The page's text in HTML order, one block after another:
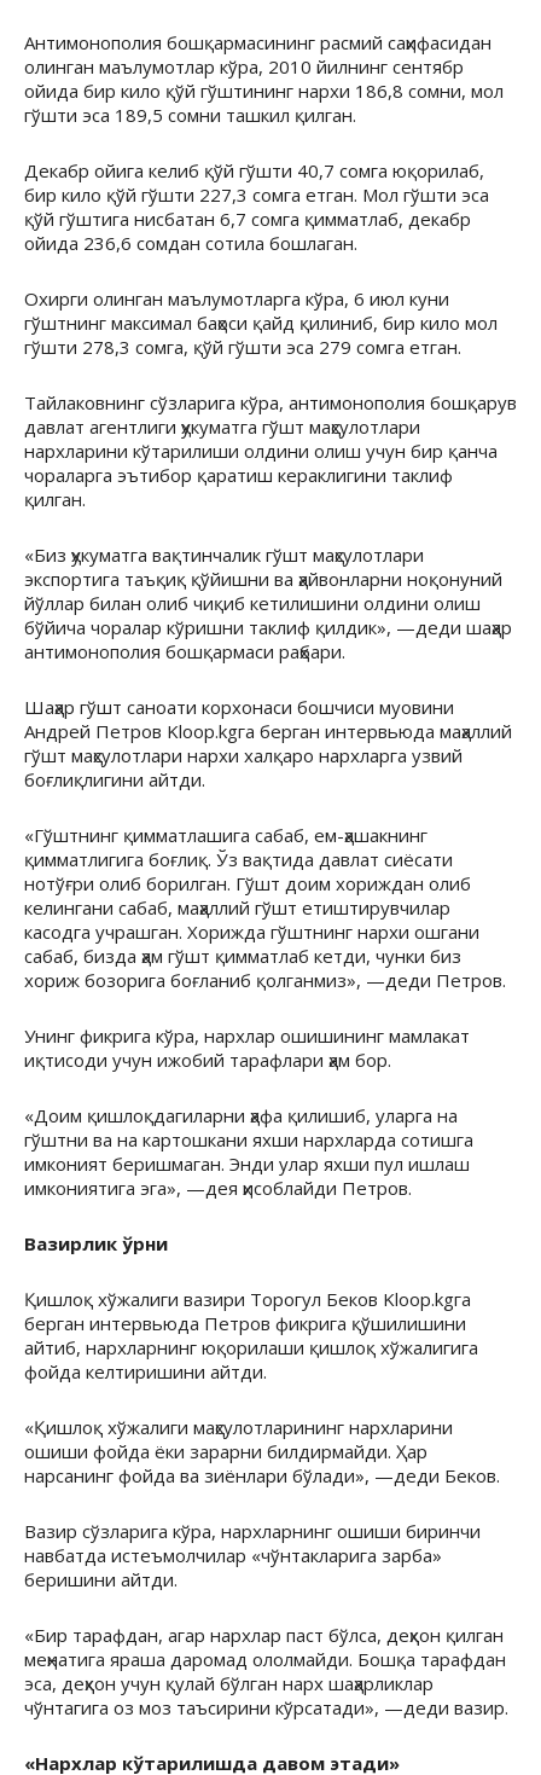
Антимонополия бошқармасининг расмий саҳифасидан
олинган маълумотлар кўра, 2010 йилнинг сентябр
ойида бир кило қўй гўштининг нархи 186,8 сомни, мол
гўшти эса 189,5 сомни ташкил қилган.
Декабр ойига келиб қўй гўшти 40,7 сомга юқорилаб,
бир кило қўй гўшти 227,3 сомга етган. Мол гўшти эса
қўй гўштига нисбатан 6,7 сомга қимматлаб, декабр
ойида 236,6 сомдан сотила бошлаган.
Охирги олинган маълумотларга кўра, 6 июл куни
гўштнинг максимал баҳоси қайд қилиниб, бир кило мол
гўшти 278,3 сомга, қўй гўшти эса 279 сомга етган.
Тайлаковнинг сўзларига кўра, антимонополия бошқарув
давлат агентлиги ҳукуматга гўшт маҳсулотлари
нархларини кўтарилиши олдини олиш учун бир қанча
чораларга эътибор қаратиш кераклигини таклиф
қилган.
«Биз ҳукуматга вақтинчалик гўшт маҳсулотлари
экспортига таъқиқ қўйишни ва ҳайвонларни ноқонуний
йўллар билан олиб чиқиб кетилишини олдини олиш
бўйича чоралар кўришни таклиф қилдик», —деди шаҳар
антимонополия бошқармаси раҳбари.
Шаҳар гўшт саноати корхонаси бошчиси муовини
Андрей Петров Kloop.kgга берган интервьюда маҳаллий
гўшт маҳсулотлари нархи халқаро нархларга узвий
боғлиқлигини айтди.
«Гўштнинг қимматлашига сабаб, ем-ҳашакнинг
қимматлигига боғлиқ. Ўз вақтида давлат сиёсати
нотўғри олиб борилган. Гўшт доим хориждан олиб
келингани сабаб, маҳаллий гўшт етиштирувчилар
касодга учрашган. Хорижда гўштнинг нархи ошгани
сабаб, бизда ҳам гўшт қимматлаб кетди, чунки биз
хориж бозорига боғланиб қолганмиз», —деди Петров.
Унинг фикрига кўра, нархлар ошишининг мамлакат
иқтисоди учун ижобий тарафлари ҳам бор.
«Доим қишлоқдагиларни ҳафа қилишиб, уларга на
гўштни ва на картошкани яхши нархларда сотишга
имконият беришмаган. Энди улар яхши пул ишлаш
имкониятига эга», —дея ҳисоблайди Петров.
Вазирлик ўрни
Қишлоқ хўжалиги вазири Торогул Беков Kloop.kgга
берган интервьюда Петров фикрига қўшилишини
айтиб, нархларнинг юқорилаши қишлоқ хўжалигига
фойда келтиришини айтди.
«Қишлоқ хўжалиги маҳсулотларининг нархларини
ошиши фойда ёки зарарни билдирмайди. Ҳар
нарсанинг фойда ва зиёнлари бўлади», —деди Беков.
Вазир сўзларига кўра, нархларнинг ошиши биринчи
навбатда истеъмолчилар «чўнтакларига зарба»
беришини айтди.
«Бир тарафдан, агар нархлар паст бўлса, деҳқон қилган
меҳнатига яраша даромад ололмайди. Бошқа тарафдан
эса, деҳқон учун қулай бўлган нарх шаҳарликлар
чўнтагига оз моз таъсирини кўрсатади», —деди вазир.
«Нархлар кўтарилишда давом этади»